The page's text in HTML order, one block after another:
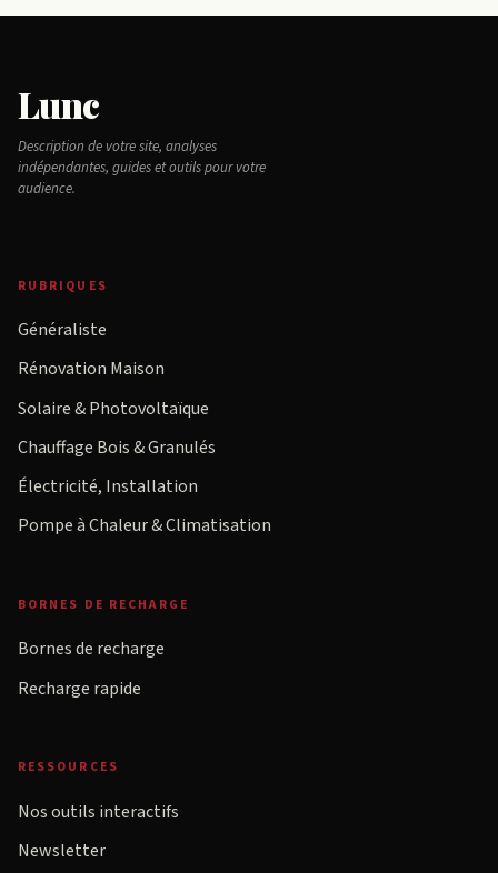
Lunc
Description de votre site, analyses
indépendantes, guides et outils pour votre
audience.
RUBRIQUES
Généraliste
Rénovation Maison
Solaire & Photovoltaïque
Chauffage Bois & Granulés
Électricité, Installation
Pompe à Chaleur & Climatisation
BORNES DE RECHARGE
Bornes de recharge
Recharge rapide
RESSOURCES
Nos outils interactifs
Newsletter